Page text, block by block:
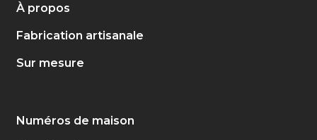
À propos
Fabrication artisanale
Sur mesure
Numéros de maison